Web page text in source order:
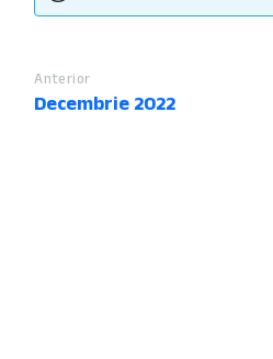
Anterior
Decembrie 2022